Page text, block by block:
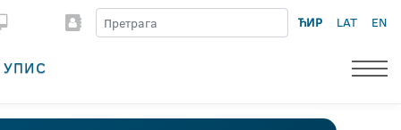
ЋИР LAT EN
УПИС